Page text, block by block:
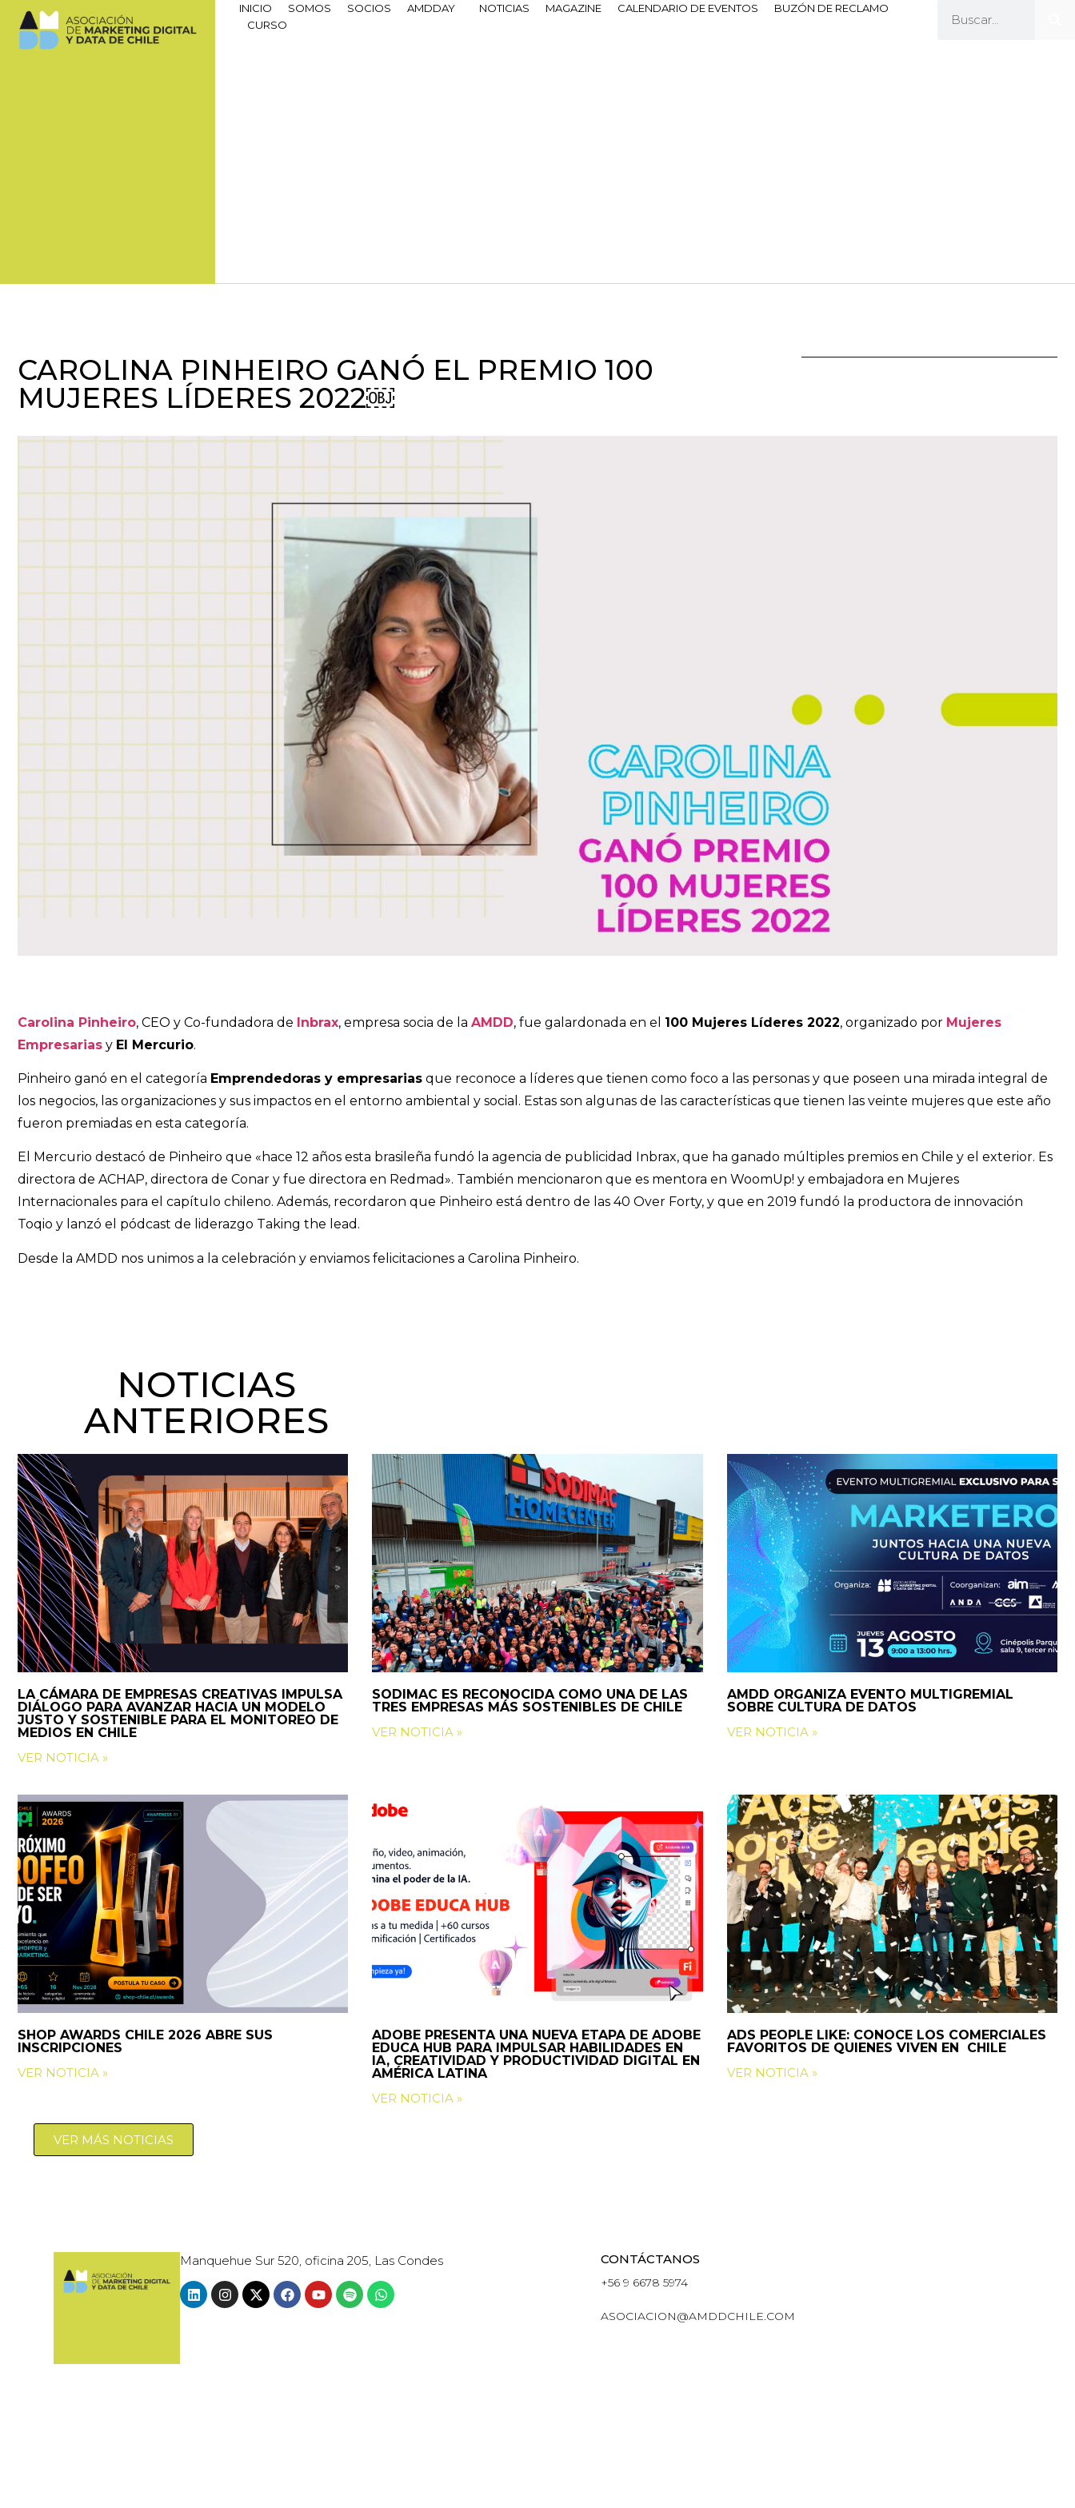
INICIO SOMOS SOCIOS AMDDAY NOTICIAS MAGAZINE CALENDARIO DE EVENTOS
BUZÓN DE RECLAMO
CURSO
CAROLINA PINHEIRO GANÓ EL PREMIO 100
MUJERES LÍDERES 2022￼
Carolina Pinheiro, CEO y Co-fundadora de Inbrax, empresa socia de la AMDD, fue galardonada en el 100 Mujeres Líderes 2022, organizado por Mujeres
Empresarias y El Mercurio.
Pinheiro ganó en el categoría Emprendedoras y empresarias que reconoce a líderes que tienen como foco a las personas y que poseen una mirada integral de
los negocios, las organizaciones y sus impactos en el entorno ambiental y social. Estas son algunas de las características que tienen las veinte mujeres que este año
fueron premiadas en esta categoría.
El Mercurio destacó de Pinheiro que «hace 12 años esta brasileña fundó la agencia de publicidad Inbrax, que ha ganado múltiples premios en Chile y el exterior. Es
directora de ACHAP, directora de Conar y fue directora en Redmad». También mencionaron que es mentora en WoomUp! y embajadora en Mujeres
Internacionales para el capítulo chileno. Además, recordaron que Pinheiro está dentro de las 40 Over Forty, y que en 2019 fundó la productora de innovación
Toqio y lanzó el pódcast de liderazgo Taking the lead.
Desde la AMDD nos unimos a la celebración y enviamos felicitaciones a Carolina Pinheiro.
NOTICIAS
ANTERIORES
LA CÁMARA DE EMPRESAS CREATIVAS IMPULSA
DIÁLOGO PARA AVANZAR HACIA UN MODELO
JUSTO Y SOSTENIBLE PARA EL MONITOREO DE
MEDIOS EN CHILE
VER NOTICIA »
SODIMAC ES RECONOCIDA COMO UNA DE LAS
TRES EMPRESAS MÁS SOSTENIBLES DE CHILE
VER NOTICIA »
AMDD ORGANIZA EVENTO MULTIGREMIAL
SOBRE CULTURA DE DATOS
VER NOTICIA »
SHOP AWARDS CHILE 2026 ABRE SUS
INSCRIPCIONES
VER NOTICIA »
ADOBE PRESENTA UNA NUEVA ETAPA DE ADOBE
EDUCA HUB PARA IMPULSAR HABILIDADES EN
IA, CREATIVIDAD Y PRODUCTIVIDAD DIGITAL EN
AMÉRICA LATINA
VER NOTICIA »
ADS PEOPLE LIKE: CONOCE LOS COMERCIALES
FAVORITOS DE QUIENES VIVEN EN CHILE
VER NOTICIA »
VER MÁS NOTICIAS
Manquehue Sur 520, oficina 205, Las Condes CONTÁCTANOS
+56 9 6678 5974
ASOCIACION@AMDDCHILE.COM